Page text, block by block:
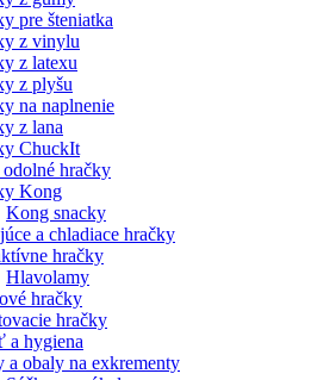
pre šteniatka
z vinylu
z latexu
z plyšu
na naplnenie
z lana
ChuckIt
hračky
Kong
Kong snacky
a chladiace hračky
hračky
Hlavolamy
hračky
hračky
a hygiena
a obaly na exkrementy